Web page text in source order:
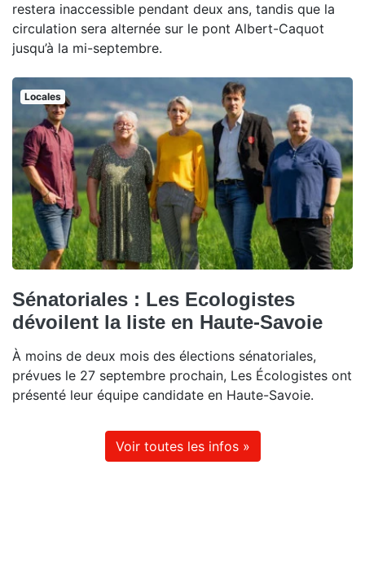
restera inaccessible pendant deux ans, tandis que la
circulation sera alternée sur le pont Albert-Caquot
jusqu’à la mi-septembre.
Locales
Sénatoriales : Les Ecologistes
dévoilent la liste en Haute-Savoie
À moins de deux mois des élections sénatoriales,
prévues le 27 septembre prochain, Les Écologistes ont
présenté leur équipe candidate en Haute-Savoie.
Voir toutes les infos »